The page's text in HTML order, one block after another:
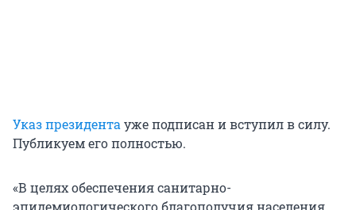
Указ президента уже подписан и вступил в силу.
Публикуем его полностью.
«В целях обеспечения санитарно-
эпидемиологического благополучия населения